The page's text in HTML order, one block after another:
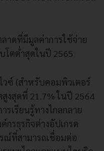
าดที่มีมูลค่าการใช้จ่าย
ตต่ำสุดในปี 2565
ซ์ (สำหรับคอมพิวเตอร์
งสุดที่ 21.7% ในปี 2564
รเรียนรู้ทางไกลกลาย
กรธุรกิจต่างอัปเกรด
ที่สามารถเชื่อมต่อ